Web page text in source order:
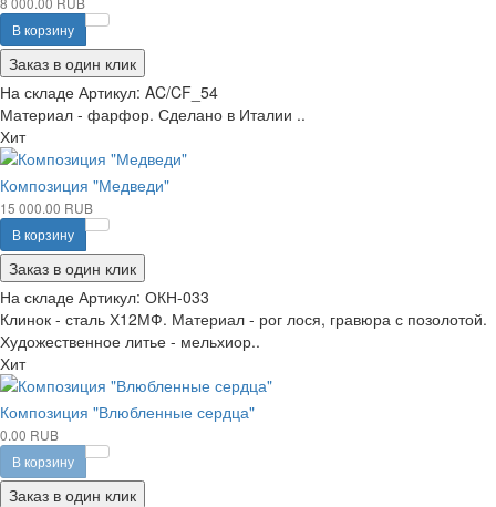
В корзину
Заказ в один клик
На складе Артикул: AC/CF_54
Материал - фарфор. Сделано в Италии ..
Хит
Композиция "Медведи"
15 000.00 RUB
В корзину
Заказ в один клик
На складе Артикул: ОКН-033
Клинок - сталь Х12МФ. Материал - рог лося, гравюра с позолотой.
Художественное литье - мельхиор..
Хит
Композиция "Влюбленные сердца"
0.00 RUB
В корзину
Заказ в один клик